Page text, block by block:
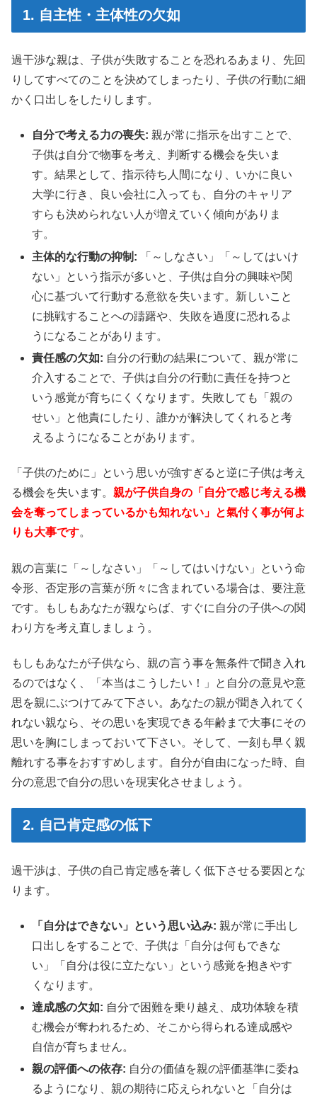
1. 自主性・主体性の欠如
過干渉な親は、子供が失敗することを恐れるあまり、先回
りしてすべてのことを決めてしまったり、子供の行動に細
かく口出しをしたりします。
自分で考える力の喪失: 親が常に指示を出すことで、
子供は自分で物事を考え、判断する機会を失いま
す。結果として、指示待ち人間になり、いかに良い
大学に行き、良い会社に入っても、自分のキャリア
すらも決められない人が増えていく傾向がありま
す。
主体的な行動の抑制: 「～しなさい」「～してはいけ
ない」という指示が多いと、子供は自分の興味や関
心に基づいて行動する意欲を失います。新しいこと
に挑戦することへの躊躇や、失敗を過度に恐れるよ
うになることがあります。
責任感の欠如: 自分の行動の結果について、親が常に
介入することで、子供は自分の行動に責任を持つと
いう感覚が育ちにくくなります。失敗しても「親の
せい」と他責にしたり、誰かが解決してくれると考
えるようになることがあります。
「子供のために」という思いが強すぎると逆に子供は考え
る機会を失います。 親が子供自身の「自分で感じ考える機
会を奪ってしまっているかも知れない」と氣付く事が何よ
りも大事です。
親の言葉に「～しなさい」「～してはいけない」という命
令形、否定形の言葉が所々に含まれている場合は、要注意
です。もしもあなたが親ならば、すぐに自分の子供への関
わり方を考え直しましょう。
もしもあなたが子供なら、親の言う事を無条件で聞き入れ
るのではなく、「本当はこうしたい！」と自分の意見や意
思を親にぶつけてみて下さい。あなたの親が聞き入れてく
れない親なら、その思いを実現できる年齢まで大事にその
思いを胸にしまっておいて下さい。そして、一刻も早く親
離れする事をおすすめします。自分が自由になった時、自
分の意思で自分の思いを現実化させましょう。
2. 自己肯定感の低下
過干渉は、子供の自己肯定感を著しく低下させる要因とな
ります。
「自分はできない」という思い込み: 親が常に手出し
口出しをすることで、子供は「自分は何もできな
い」「自分は役に立たない」という感覚を抱きやす
くなります。
達成感の欠如: 自分で困難を乗り越え、成功体験を積
む機会が奪われるため、そこから得られる達成感や
自信が育ちません。
親の評価への依存: 自分の価値を親の評価基準に委ね
るようになり、親の期待に応えられないと「自分は